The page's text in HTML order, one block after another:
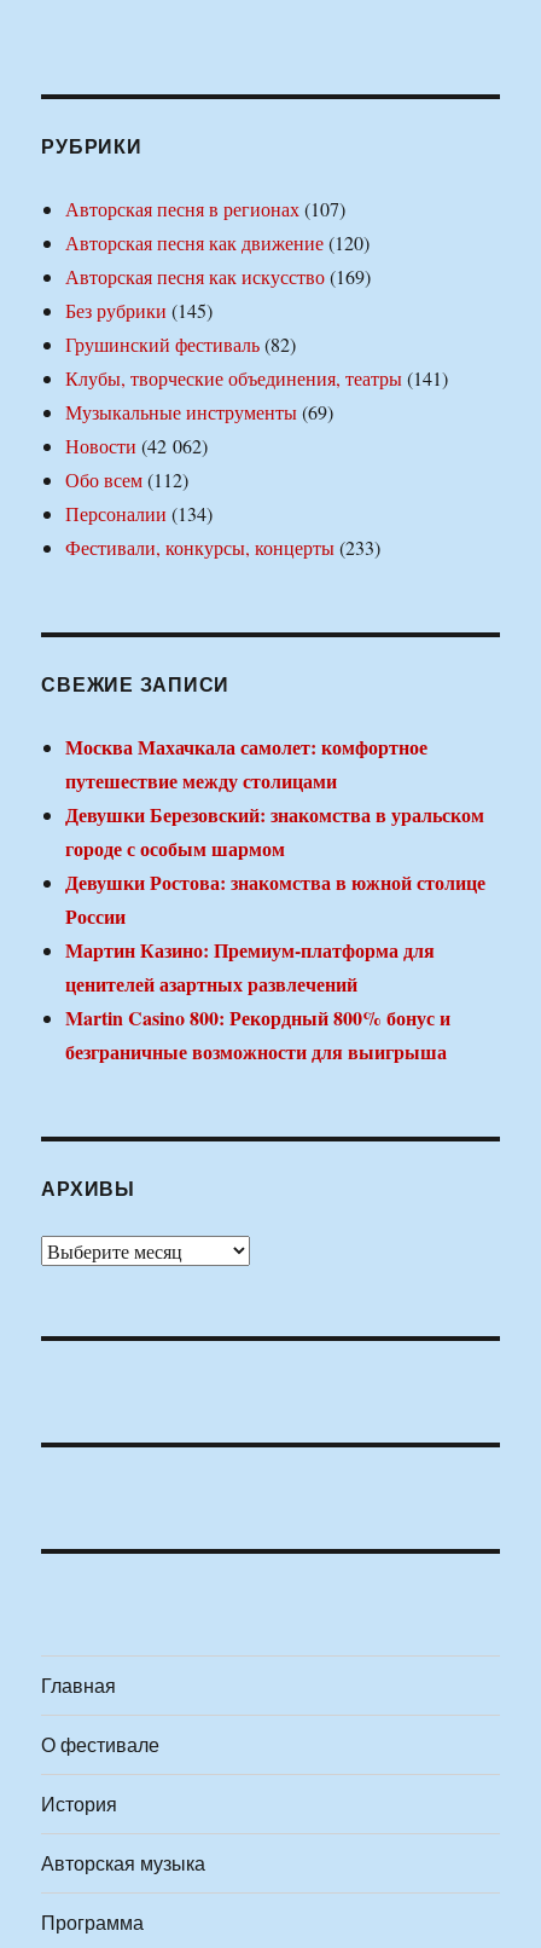
РУБРИКИ
Авторская песня в регионах(107)
Авторская песня как движение(120)
Авторская песня как искусство(169)
Без рубрики (145)
Грушинский фестиваль(82)
Клубы, творческие объединения, театры(141)
Музыкальные инструменты(69)
Новости (42 062)
Обо всем(112)
Персоналии (134)
Фестивали, конкурсы, концерты(233)
СВЕЖИЕ ЗАПИСИ
Москва Махачкала самолет: комфортное
путешествие между столицами
Девушки Березовский: знакомства в уральском
городе с особым шармом
Девушки Ростова: знакомства в южной столице
России
Мартин Казино: Премиум-платформа для
ценителей азартных развлечений
Martin Casino 800: Рекордный 800% бонус и
безграничные возможности для выигрыша
АРХИВЫ
Архивы
Главная
О фестивале
История
Авторская музыка
Программа